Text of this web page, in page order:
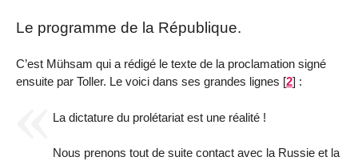
Le programme de la République.
C’est Mühsam qui a rédigé le texte de la proclamation signé
ensuite par Toller. Le voici dans ses grandes lignes [2] :
La dictature du prolétariat est une réalité !
Nous prenons tout de suite contact avec la Russie et la